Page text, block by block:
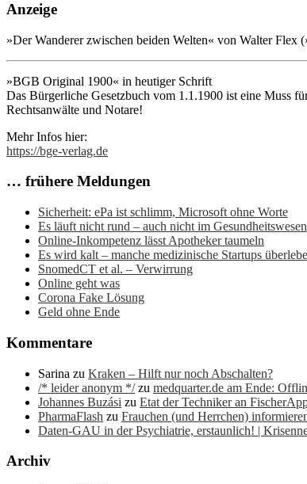
Anzeige
»Der Wanderer zwischen beiden Welten« von Walter Flex
»BGB Original 1900« in heutiger Schrift
Das Bürgerliche Gesetzbuch vom 1.1.1900 ist eine Muss
Rechtsanwälte und Notare!
Mehr Infos hier:
https://bge-verlag.de
… frühere Meldungen
Sicherheit: ePa ist schlimm, Microsoft ohne Worte
Es läuft nicht rund – auch nicht im Gesundheitswesen
Online-Inkompetenz lässt Apotheker taumeln
Es wird kalt – manche medizinische Startups
SnomedCT et al. – Verwirrung
Online geht was
Corona Fake Lösung
Geld ohne Ende
Kommentare
Sarina zu Kraken – Hilft nur noch Abschalten?
/* leider anonym */zu medquarter.de am Ende:
Johannes Buzási zu Etat der Techniker an
PharmaFlash zu Frauchen (und Herrchen)
Daten-GAU in der Psychiatrie, erstaunlich! |
Archiv